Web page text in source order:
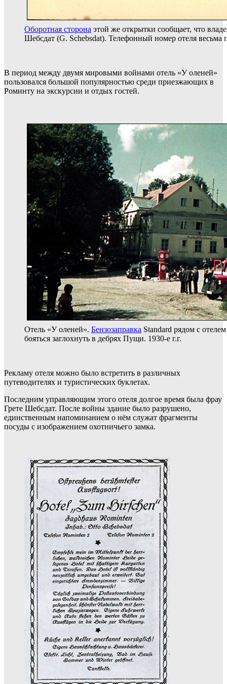
Оборотная сторона этой же открытки сообщает, что
Шебсдат (G. Schebsdat). Телефонный номер отеля весьма
В период между двумя мировыми войнами отель «У оленей»
пользовался большой популярностью среди приезжающих в
Роминту на экскурсии и отдых гостей.
Отель «У оленей». Бензозаправка Standard рядом с
бояться заглохнуть в дебрях Пущи. 1930-е г.г.
Рекламу отеля можно было встретить в различных
путеводителях и туристических буклетах.
Последним управляющим этого отеля долгое время была фрау
Грете Шебсдат. После войны здание было разрушено,
единственным напоминанием о нём служат фрагменты
посуды с изображением охотничьего замка.